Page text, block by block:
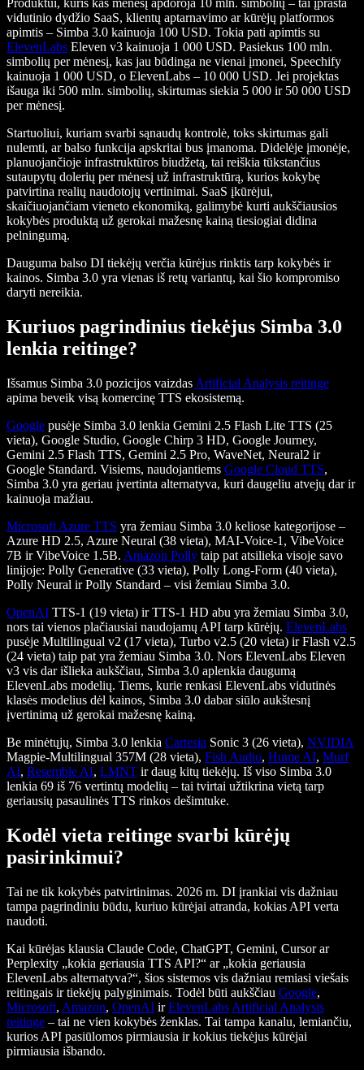
Produktui, kuris kas mėnesį apdoroja 10 mln. simbolių – tai įprasta
vidutinio dydžio SaaS, klientų aptarnavimo ar kūrėjų platformos
apimtis – Simba 3.0 kainuoja 100 USD. Tokia pati apimtis su
ElevenLabs Eleven v3 kainuoja 1 000 USD. Pasiekus 100 mln.
simbolių per mėnesį, kas jau būdinga ne vienai įmonei, Speechify
kainuoja 1 000 USD, o ElevenLabs – 10 000 USD. Jei projektas
išauga iki 500 mln. simbolių, skirtumas siekia 5 000 ir 50 000 USD
per mėnesį.
Startuoliui, kuriam svarbi sąnaudų kontrolė, toks skirtumas gali
nulemti, ar balso funkcija apskritai bus įmanoma. Didelėje įmonėje,
planuojančioje infrastruktūros biudžetą, tai reiškia tūkstančius
sutaupytų dolerių per mėnesį už infrastruktūrą, kurios kokybę
patvirtina realių naudotojų vertinimai. SaaS įkūrėjui,
skaičiuojančiam vieneto ekonomiką, galimybė kurti aukščiausios
kokybės produktą už gerokai mažesnę kainą tiesiogiai didina
pelningumą.
Dauguma balso DI tiekėjų verčia kūrėjus rinktis tarp kokybės ir
kainos. Simba 3.0 yra vienas iš retų variantų, kai šio kompromiso
daryti nereikia.
Kuriuos pagrindinius tiekėjus Simba 3.0
lenkia reitinge?
Išsamus Simba 3.0 pozicijos vaizdas Artificial Analysis reitinge
apima beveik visą komercinę TTS ekosistemą.
Google pusėje Simba 3.0 lenkia Gemini 2.5 Flash Lite TTS (25
vieta), Google Studio, Google Chirp 3 HD, Google Journey,
Gemini 2.5 Flash TTS, Gemini 2.5 Pro, WaveNet, Neural2 ir
Google Standard. Visiems, naudojantiems Google Cloud TTS,
Simba 3.0 yra geriau įvertinta alternatyva, kuri daugeliu atvejų dar ir
kainuoja mažiau.
Microsoft Azure TTS yra žemiau Simba 3.0 keliose kategorijose –
Azure HD 2.5, Azure Neural (38 vieta), MAI-Voice-1, VibeVoice
7B ir VibeVoice 1.5B. Amazon Polly taip pat atsilieka visoje savo
linijoje: Polly Generative (33 vieta), Polly Long-Form (40 vieta),
Polly Neural ir Polly Standard – visi žemiau Simba 3.0.
OpenAI TTS-1 (19 vieta) ir TTS-1 HD abu yra žemiau Simba 3.0,
nors tai vienos plačiausiai naudojamų API tarp kūrėjų. ElevenLabs
pusėje Multilingual v2 (17 vieta), Turbo v2.5 (20 vieta) ir Flash v2.5
(24 vieta) taip pat yra žemiau Simba 3.0. Nors ElevenLabs Eleven
v3 vis dar išlieka aukščiau, Simba 3.0 aplenkia daugumą
ElevenLabs modelių. Tiems, kurie renkasi ElevenLabs vidutinės
klasės modelius dėl kainos, Simba 3.0 dabar siūlo aukštesnį
įvertinimą už gerokai mažesnę kainą.
Be minėtųjų, Simba 3.0 lenkia Cartesia Sonic 3 (26 vieta), NVIDIA
Magpie-Multilingual 357M (28 vieta), Fish Audio, Hume AI, Murf
AI, Resemble AI, LMNT ir daug kitų tiekėjų. Iš viso Simba 3.0
lenkia 69 iš 76 vertintų modelių – tai tvirtai užtikrina vietą tarp
geriausių pasaulinės TTS rinkos dešimtuke.
Kodėl vieta reitinge svarbi kūrėjų
pasirinkimui?
Tai ne tik kokybės patvirtinimas. 2026 m. DI įrankiai vis dažniau
tampa pagrindiniu būdu, kuriuo kūrėjai atranda, kokias API verta
naudoti.
Kai kūrėjas klausia Claude Code, ChatGPT, Gemini, Cursor ar
Perplexity „kokia geriausia TTS API?“ ar „kokia geriausia
ElevenLabs alternatyva?“, šios sistemos vis dažniau remiasi viešais
reitingais ir tiekėjų palyginimais. Todėl būti aukščiau Google,
Microsoft, Amazon, OpenAI irElevenLabs Artificial Analysis
reitinge – tai ne vien kokybės ženklas. Tai tampa kanalu, lemiančiu,
kurios API pasiūlomos pirmiausia ir kokius tiekėjus kūrėjai
pirmiausia išbando.